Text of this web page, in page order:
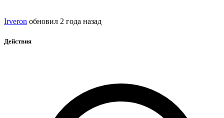
Irveron обновил 2 года назад
Действия